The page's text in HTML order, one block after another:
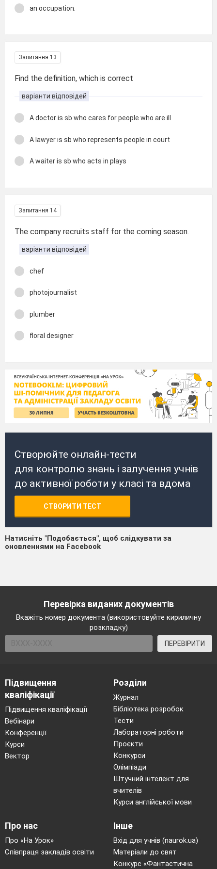
an occupation.
Запитання 13
Find the definition, which is correct
варіанти відповідей
A doctor is sb who cares for people who are ill
A lawyer is sb who represents people in court
A waiter is sb who acts in plays
Запитання 14
The company recruits staff for the coming season.
варіанти відповідей
chef
photojournalist
plumber
floral designer
Створюйте онлайн-тести
для контролю знань і залучення учнів
до активної роботи у класі та вдома
СТВОРИТИ ТЕСТ
Натисніть "Подобається", щоб слідкувати за
оновленнями на Facebook
Перевірка виданих документів
Вкажіть номер документа (використовуйте кириличну
розкладку)
ПЕРЕВІРИТИ
Підвищення
кваліфікації
Підвищення кваліфікації
Вебінари
Конференції
Курси
Вектор
Розділи
Журнал
Бібліотека розробок
Тести
Лабораторні роботи
Проєкти
Конкурси
Олімпіади
Штучний інтелект для
вчителів
Курси англійської мови
Про нас
Про «На Урок»
Співпраця закладів освіти
Інше
Вхід для учнів (naurok.ua)
Матеріали до свят
Конкурс «Фантастична